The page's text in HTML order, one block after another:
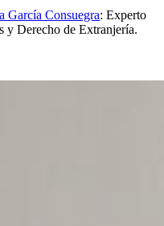
García Consuegra: Experto
y Derecho de Extranjería.